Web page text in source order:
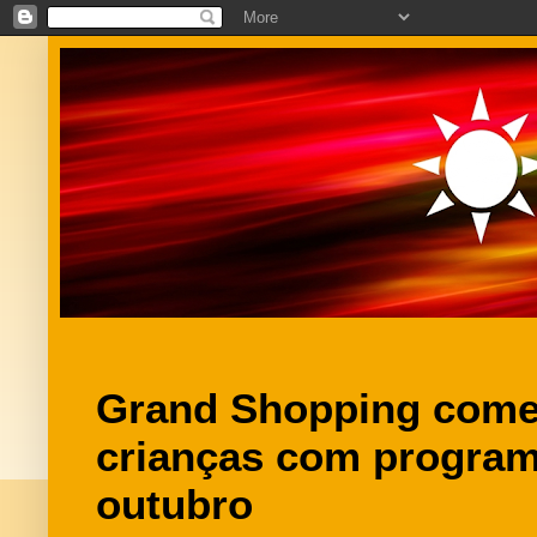
Grand Shopping
crianças com
outubro